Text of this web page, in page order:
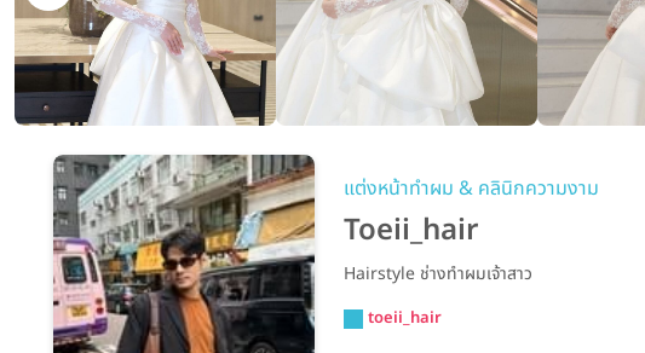
แต่งหน้าทำผม & คลินิกความงาม
Toeii_hair
Hairstyle ช่างทำผมเจ้าสาว
toeii_hair